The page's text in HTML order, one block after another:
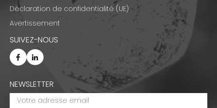
Déclaration de confidentialité (UE)
Avertissement
SUIVEZ-NOUS
NEWSLETTER